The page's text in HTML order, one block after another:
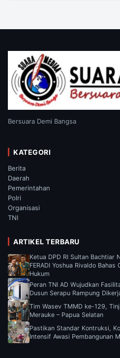
Bersuara Demi Bangsa
KATEGORI
Berita
Daerah
Pemerintahan
Polri
Organisasi
TNI
ARTIKEL TERBARU
Ketua DPD RI Sultan Bachtiar
FERADI Yoshua Rivaldo
Hukum
Peran TNI AD Wujudkan
Dusun Serapu Rampung
Tim Wasev TMMD ke-129,
Merauke – Papua Selatan
Pastikan Standar Kontruksi,
Intensif Awasi Pembangunan